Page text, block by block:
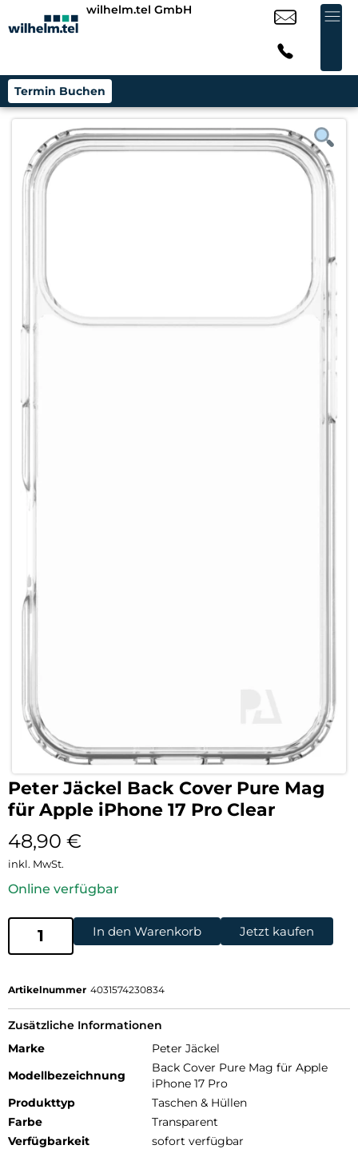
wilhelm.tel GmbH
Termin Buchen
Peter Jäckel Back Cover Pure Mag
für Apple iPhone 17 Pro Clear
48,90 €
inkl. MwSt.
Online verfügbar
In den Warenkorb Jetzt kaufen
Artikelnummer 4031574230834
Zusätzliche Informationen
Marke
Peter Jäckel
Modellbezeichnung
Back Cover Pure Mag für Apple
iPhone 17 Pro
Produkttyp
Taschen & Hüllen
Farbe
Transparent
Verfügbarkeit
sofort verfügbar